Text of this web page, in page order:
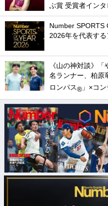
ぶ賞 受賞者インタ
Number SPORTS
2026年を代表す
《山の神対談》
名ランナー、柏原
ロンパス® 」×コ